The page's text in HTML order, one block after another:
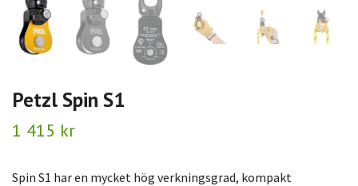
Petzl Spin S1
1 415 kr
Spin S1 har en mycket hög verkningsgrad, kompakt